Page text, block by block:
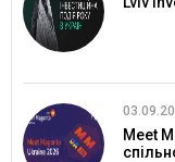
Meet